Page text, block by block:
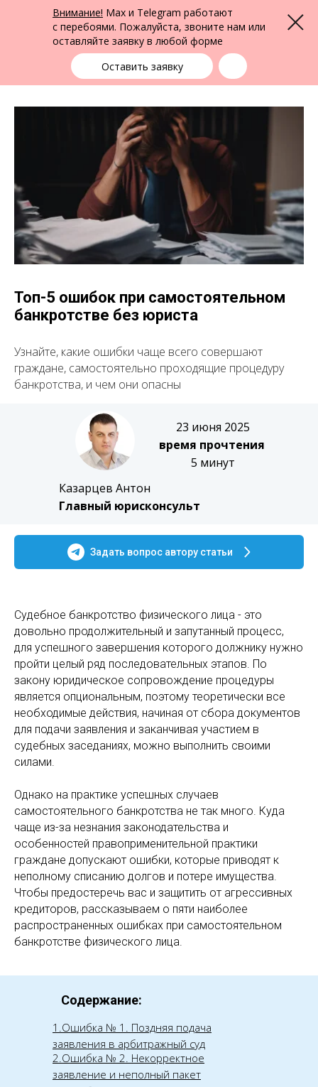
Внимание! Max и Telegram работают
с перебоями. Пожалуйста, звоните нам или
оставляйте заявку в любой форме
Оставить заявку
Меню
Юридическая помощь в Барнауле
ФПК Альтернатива
Барнаул
выбрать город
+7 (3852) 22-22-15
Топ-5 ошибок при самостоятельном
банкротстве без юриста
Узнайте, какие ошибки чаще всего совершают
граждане, самостоятельно проходящие процедуру
банкротства, и чем они опасны
23 июня 2025
5 минут
время прочтения
Казарцев Антон
Главный юрисконсульт
Задать вопрос автору статьи
Судебное банкротство физического лица - это
довольно продолжительный и запутанный процесс,
для успешного завершения которого должнику нужно
пройти целый ряд последовательных этапов. По
закону юридическое сопровождение процедуры
является опциональным, поэтому теоретически все
необходимые действия, начиная от сбора документов
для подачи заявления и заканчивая участием в
судебных заседаниях, можно выполнить своими
силами.
Однако на практике успешных случаев
самостоятельного банкротства не так много. Куда
чаще из-за незнания законодательства и
особенностей правоприменительной практики
граждане допускают ошибки, которые приводят к
неполному списанию долгов и потере имущества.
Чтобы предостеречь вас и защитить от агрессивных
кредиторов, рассказываем о пяти наиболее
распространенных ошибках при самостоятельном
банкротстве физического лица.
Содержание:
1.Ошибка № 1. Поздняя подача
заявления в арбитражный суд
2.Ошибка № 2. Некорректное
заявление и неполный пакет